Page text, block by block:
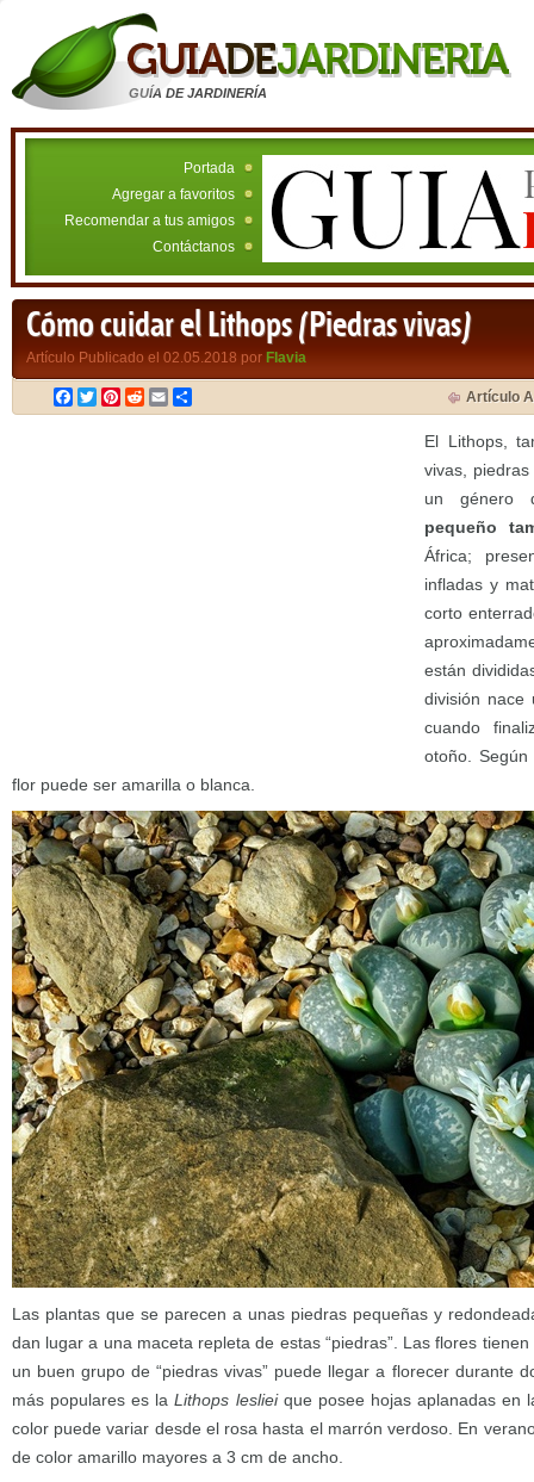
GUÍA DE JARDINERÍA
Portada
Agregar a favoritos
Recomendar a tus amigos
Contáctanos
Cómo cuidar el Lithops (Piedras vivas)
Artículo Publicado el 02.05.2018 por Flavia
Facebook
TwitterPinterest
RedditEmail Artículo
El Lithops,
vivas,
un
pequeño
África;
infladas y
corto
están
división nace
cuando
otoño.
flor puede ser amarilla o blanca.
Las plantas que se parecen a unas piedras pequeñas y
dan lugar a una maceta repleta de estas “piedras”. Las flores
un buen grupo de “piedras vivas” puede llegar a florecer durante
más populares es laLithops leslieique posee hojas aplanadas en
color puede variar desde el rosa hasta el marrón verdoso. En
de color amarillo mayores a 3 cm de ancho.